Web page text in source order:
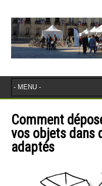
Comment
vos objets dans
adaptés